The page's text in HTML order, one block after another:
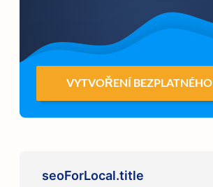
VYTVOŘENÍ
seoForLocal.title